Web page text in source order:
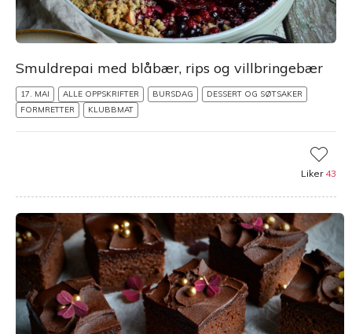
Smuldrepai med blåbær, rips og villbringebær
17. MAI ALLE OPPSKRIFTER BURSDAG
DESSERT OG SØTSAKER
FORMRETTER
KLUBBMAT
Liker 43